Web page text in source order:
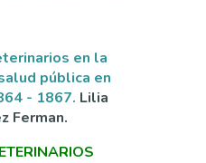
en la
pública en
- 1867. Lilia
Ferman.